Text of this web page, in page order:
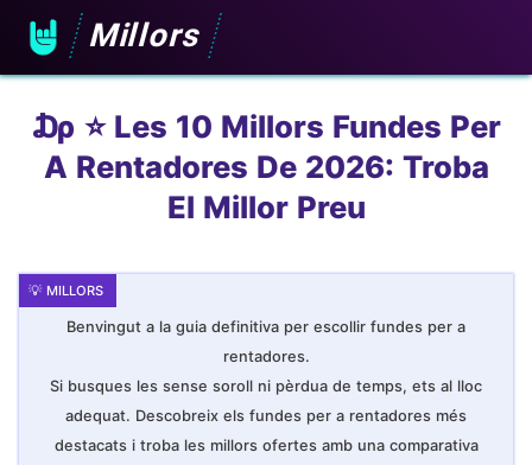
Millors
₯ ⭐️ Les 10 Millors Fundes Per
A Rentadores De 2026: Troba
El Millor Preu
Benvingut a la guia definitiva per escollir fundes per a
rentadores.
Si busques les sense soroll ni pèrdua de temps, ets al lloc
adequat. Descobreix els fundes per a rentadores més
destacats i troba les millors ofertes amb una comparativa